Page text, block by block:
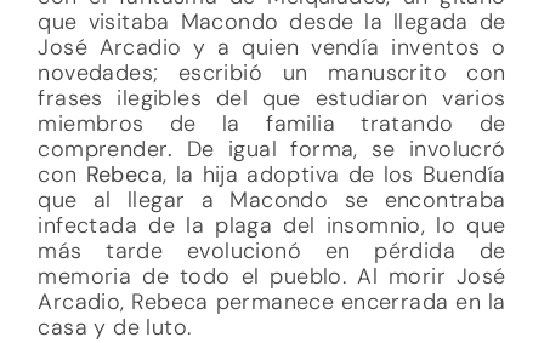
que visitaba Macondo desde la llegada de
José Arcadio y a quien vendía inventos o
novedades; escribió un manuscrito con
frases ilegibles del que estudiaron varios
miembros de la familia tratando de
comprender. De igual forma, se involucró
con Rebeca, la hija adoptiva de los Buendía
que al llegar a Macondo se encontraba
infectada de la plaga del insomnio, lo que
más tarde evolucionó en pérdida de
memoria de todo el pueblo. Al morir José
Arcadio, Rebeca permanece encerrada en la
casa y de luto.